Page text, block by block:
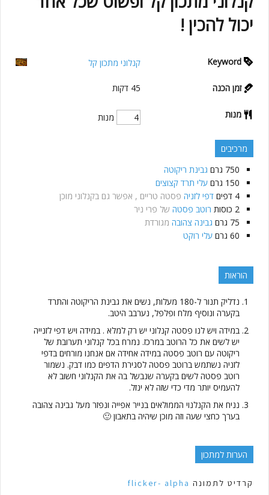
יכול להכין !
Keyword קנלוני מתכון קל
זמן הכנה 45 דקות
מנות מנות
מרכיבים
750 גרם גבינת ריקוטה
150 גרם עלי תרד קצוצים
4 דפים דפי לזניה פסטה טריים , אפשר גם בקנלוני מוכן
2 כוסות רוטב פסטה של פרי ניר
75 גרם גבינה צהובה מגורדת
60 גרם עלי רוקט
הוראות
נדליק תנור ל-180 מעלות, נשים את גבינת הריקוטה והתרד
בקערה ונוסיף מלח ופלפל, נערבב היטב.
במידה ויש לנו פסטה קנלוני יש רק למלא . במידה ויש דפי לזנייה
יש לשים את כל הרוטב במרכז. נמרח בכל קנלוני תערובת של
ריקוטה עם רוטב פסטה במידה אחידה אם אנחנו מורחים בדפי
לזניה נשתמש ברוטב פסטה לסגירת הדפים כמו דבק. נשמור
רוטב פסטה לשים בקערה שנבשל בה את הקנלוני חשוב לא
להעמיס יותר מדי כדי שזה לא ינזל.
נניח את הקנלנוי הממולאים בנייר אפייה ונפזר מעל גבינה צהובה
בערך כחצי שעה וזה מוכן שיהיה בתאבון 🙂
הערות למתכון
קרדיט לתמונה flicker- alpha